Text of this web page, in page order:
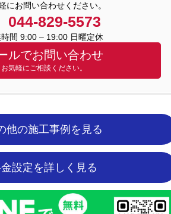
にお問い合わせください。
044-829-5573
間 9:00 – 19:00 日曜定休
ルでお問い合わせ
お気軽にご相談ください。
他の施工事例を見る
設定を詳しく見る